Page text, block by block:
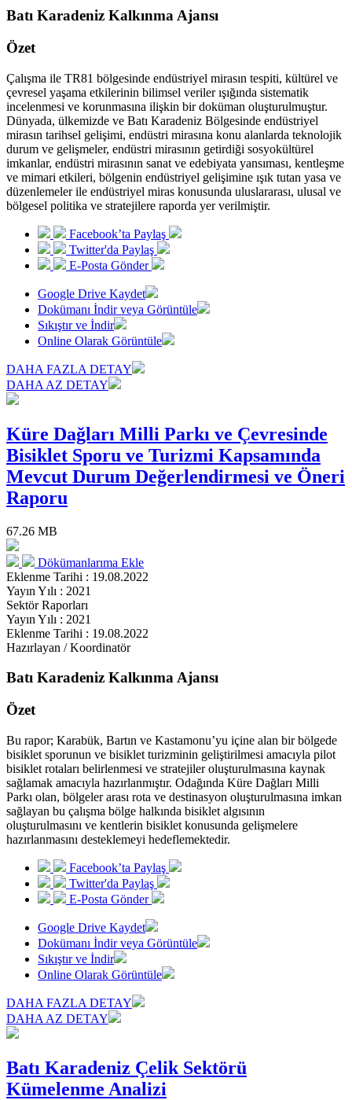
Batı Karadeniz Kalkınma Ajansı
Özet
Çalışma ile TR81 bölgesinde endüstriyel mirasın tespiti, kültürel ve
çevresel yaşama etkilerinin bilimsel veriler ışığında sistematik
incelenmesi ve korunmasına ilişkin bir doküman oluşturulmuştur.
Dünyada, ülkemizde ve Batı Karadeniz Bölgesinde endüstriyel
mirasın tarihsel gelişimi, endüstri mirasına konu alanlarda teknolojik
durum ve gelişmeler, endüstri mirasının getirdiği sosyokültürel
imkanlar, endüstri mirasının sanat ve edebiyata yansıması, kentleşme
ve mimari etkileri, bölgenin endüstriyel gelişimine ışık tutan yasa ve
düzenlemeler ile endüstriyel miras konusunda uluslararası, ulusal ve
bölgesel politika ve stratejilere raporda yer verilmiştir.
Facebook’ta Paylaş
Twitter'da Paylaş
E-Posta Gönder
Google Drive Kaydet
Dokümanı İndir veya Görüntüle
Sıkıştır ve İndir
Online Olarak Görüntüle
DAHA FAZLA DETAY
DAHA AZ DETAY
Küre Dağları Milli Parkı ve Çevresinde
Bisiklet Sporu ve Turizmi Kapsamında
Mevcut Durum Değerlendirmesi ve Öneri
Raporu
67.26 MB
Dökümanlarıma Ekle
Eklenme Tarihi : 19.08.2022
Yayın Yılı : 2021
Sektör Raporları
Yayın Yılı : 2021
Eklenme Tarihi : 19.08.2022
Hazırlayan / Koordinatör
Batı Karadeniz Kalkınma Ajansı
Özet
Bu rapor; Karabük, Bartın ve Kastamonu’yu içine alan bir bölgede
bisiklet sporunun ve bisiklet turizminin geliştirilmesi amacıyla pilot
bisiklet rotaları belirlenmesi ve stratejiler oluşturulmasına kaynak
sağlamak amacıyla hazırlanmıştır. Odağında Küre Dağları Milli
Parkı olan, bölgeler arası rota ve destinasyon oluşturulmasına imkan
sağlayan bu çalışma bölge halkında bisiklet algısının
oluşturulmasını ve kentlerin bisiklet konusunda gelişmelere
hazırlanmasını desteklemeyi hedeflemektedir.
Facebook’ta Paylaş
Twitter'da Paylaş
E-Posta Gönder
Google Drive Kaydet
Dokümanı İndir veya Görüntüle
Sıkıştır ve İndir
Online Olarak Görüntüle
DAHA FAZLA DETAY
DAHA AZ DETAY
Batı Karadeniz Çelik Sektörü
Kümelenme Analizi